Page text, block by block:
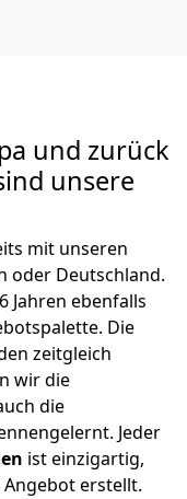
und zurück
unsere
mit unseren
oder Deutschland.
Jahren ebenfalls
Die
zeitgleich
wir die
die
Jeder
ist einzigartig,
erstellt.